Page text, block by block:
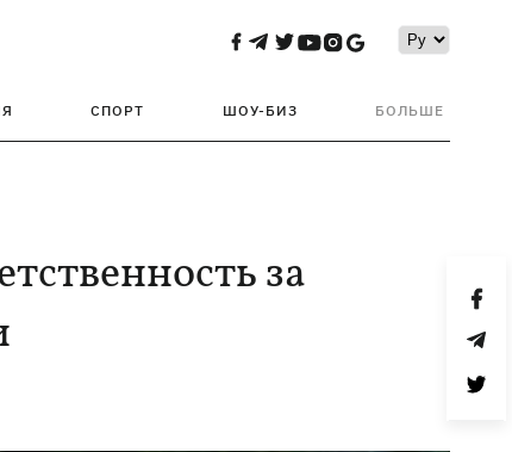
СПОРТ ШОУ-БИЗ БОЛЬШЕ
за